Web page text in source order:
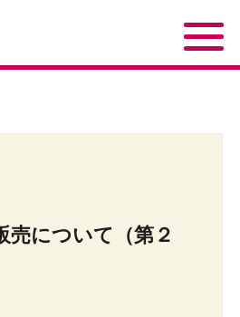
売について（第２